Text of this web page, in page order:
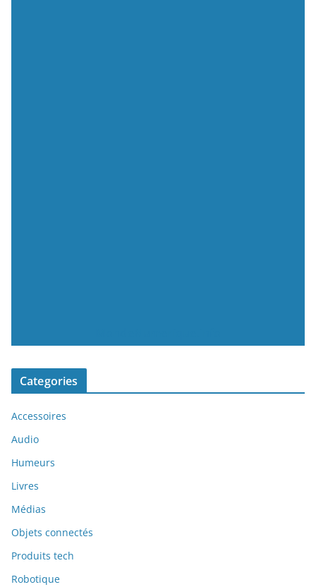
Categories
Accessoires
Audio
Humeurs
Livres
Médias
Objets connectés
Produits tech
Robotique